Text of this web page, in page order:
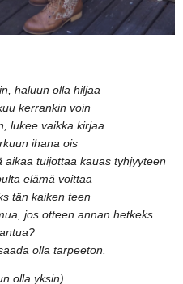
haluun olla hiljaa
kerrankin voin
lukee vaikka kirjaa
ihana ois
tuijottaa kauas tyhjyyteen
elämä voittaa
tän kaiken teen
jos otteen annan hetkeks
olla tarpeeton.
olla yksin)